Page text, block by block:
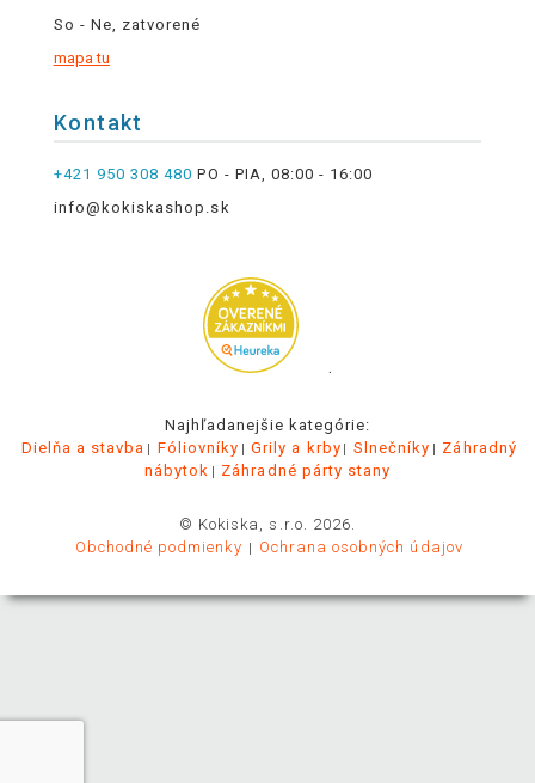
So - Ne, zatvorené
mapa tu
Kontakt
+421 950 308 480 PO - PIA, 08:00 - 16:00
info@kokiskashop.sk
.
Najhľadanejšie kategórie:
Dielňa a stavba
Fóliovníky Grily a krby Slnečníky
Záhradný
nábytok
Záhradné párty stany
© Kokiska, s.r.o. 2026.
Obchodné podmienky
Ochrana osobných údajov